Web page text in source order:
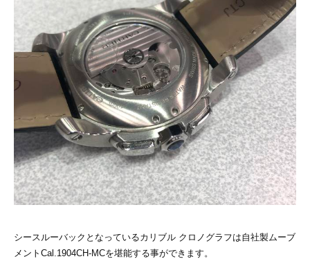
シースルーバックとなっているカリブル クロノグラフは自社製ムーブ
メントCal.1904CH-MCを堪能する事ができます。